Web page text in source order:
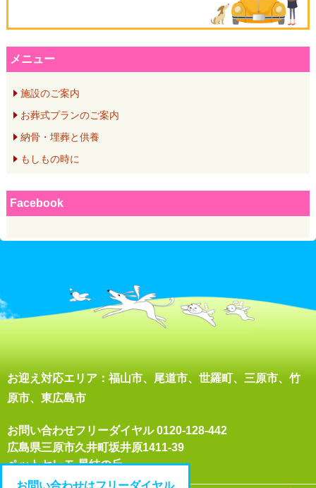
お問い合わせはフリーダイヤル
メニュー
施設のご案内
お葬式プランのご案内
納骨・埋葬と供養
もしもの時に
Facebook
お迎え対応エリア：福山市、尾道市、世羅町、三原市、竹
原市、東広島市
お問い合わせフリーダイヤル0120-128-442
広島県三原市久井町坂井原1411-39
ペットセレモ 星結の丘